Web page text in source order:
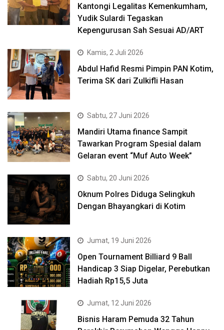
Kantongi Legalitas Kemenkumham,
Yudik Sulardi Tegaskan
Kepengurusan Sah Sesuai AD/ART
Kamis, 2 Juli 2026
Abdul Hafid Resmi Pimpin PAN Kotim,
Terima SK dari Zulkifli Hasan
Sabtu, 27 Juni 2026
Mandiri Utama finance Sampit
Tawarkan Program Spesial dalam
Gelaran event “Muf Auto Week”
Sabtu, 20 Juni 2026
Oknum Polres Diduga Selingkuh
Dengan Bhayangkari di Kotim
Jumat, 19 Juni 2026
Open Tournament Billiard 9 Ball
Handicap 3 Siap Digelar, Perebutkan
Hadiah Rp15,5 Juta
Jumat, 12 Juni 2026
Bisnis Haram Pemuda 32 Tahun